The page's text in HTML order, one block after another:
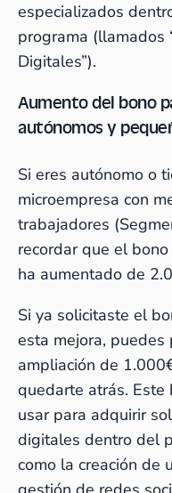
especializados
programa (llamados
Digitales”).
Aumento del bono
autónomos y
Si eres autónomo o
microempresa con
trabajadores
recordar que el
ha aumentado de
Si ya solicitaste el
esta mejora, puedes
ampliación de
quedarte atrás. Este
usar para adquirir
digitales dentro del
como la creación de